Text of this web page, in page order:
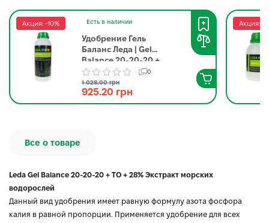
Акция: -10% Есть в наличии
Удобрение Гель
Баланс Леда | Gel
Balance 20-20-20 +
ТО Leda 1.5 кг
0
1 028.00 грн
925.20 грн
Акция: -
Все о товаре
Leda Gel Balance 20-20-20 + ТО + 28% Экстракт морских
водорослей
Данный вид удобрения имеет равную формулу азота фосфора
калия в равной пропорции. Применяется удобрение для всех